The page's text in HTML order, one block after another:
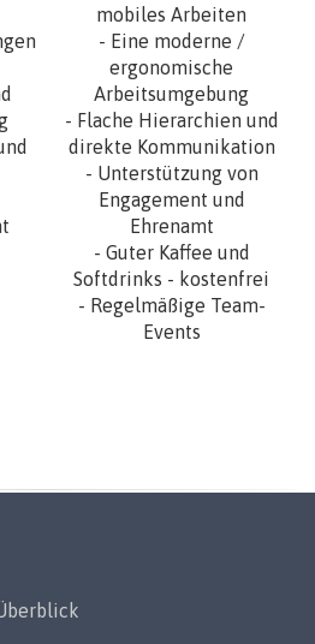
mobiles Arbeiten
- Eine moderne /
ergonomische
Arbeitsumgebung
- Flache Hierarchien und
direkte Kommunikation
- Unterstützung von
Engagement und
Ehrenamt
- Guter Kaffee und
Softdrinks - kostenfrei
- Regelmäßige Team-
Events